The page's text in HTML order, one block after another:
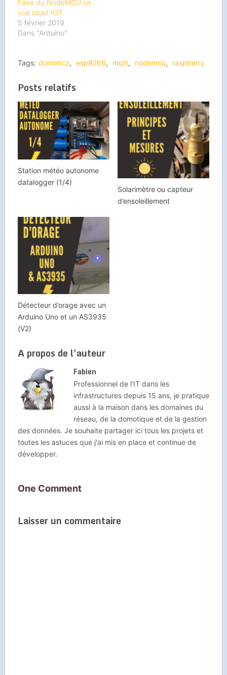
Faire du NodeMCU un
vrai objet IOT
5 février 2019
Dans "Arduino"
Tags: domoticz, esp8266, mqtt, nodemcu, raspberry
Posts relatifs
Station météo autonome
datalogger (1/4)
Solarimètre ou capteur
d’ensoleillement
Détecteur d’orage avec un
Arduino Uno et un AS3935
(V2)
A propos de l'auteur
Fabien
Professionnel de l'IT dans les
infrastructures depuis 15 ans, je pratique
aussi à la maison dans les domaines du
réseau, de la domotique et de la gestion
des données. Je souhaite partager ici tous les projets et
toutes les astuces que j'ai mis en place et continue de
développer.
One Comment
Laisser un commentaire